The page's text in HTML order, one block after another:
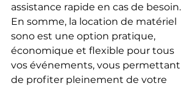
assistance rapide en cas de besoin.
En somme, la location de matériel
sono est une option pratique,
économique et flexible pour tous
vos événements, vous permettant
de profiter pleinement de votre